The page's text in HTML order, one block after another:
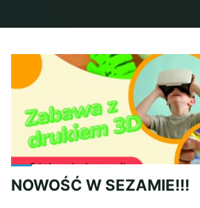
NOWOŚĆ W SEZAMIE!!!